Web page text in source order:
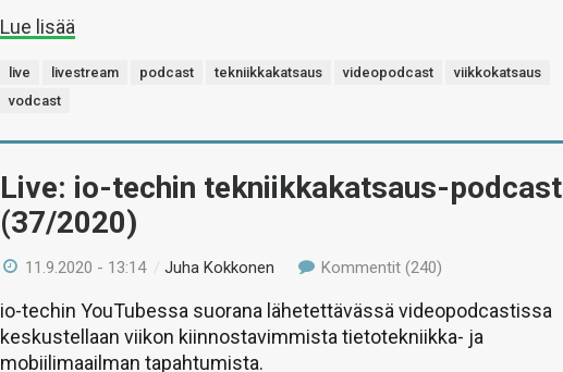
Lue lisää
live livestream podcast tekniikkakatsaus videopodcast
viikkokatsaus
vodcast
Live: io-techin tekniikkakatsaus-podcast
(37/2020)
11.9.2020 - 13:14 /Juha Kokkonen Kommentit (240)
io-techin YouTubessa suorana lähetettävässä videopodcastissa
keskustellaan viikon kiinnostavimmista tietotekniikka- ja
mobiilimaailman tapahtumista.